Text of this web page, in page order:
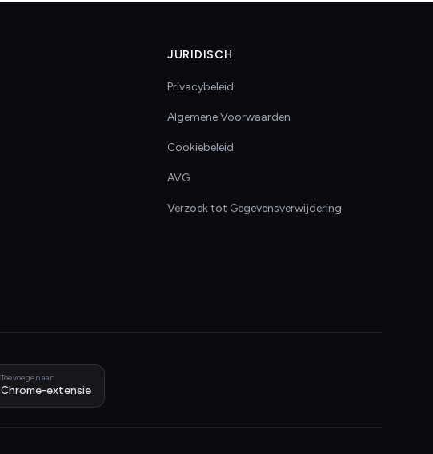
JURIDISCH
Privacybeleid
Algemene Voorwaarden
Cookiebeleid
AVG
Verzoek tot Gegevensverwijdering
Toevoegen aan
Chrome-extensie